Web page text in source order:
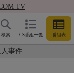
TV
CS番組一覧 番組表
検索
事件